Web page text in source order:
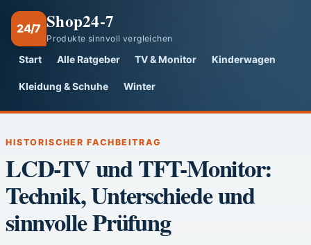
24/7 Shop24-7
Produkte sinnvoll vergleichen
Start Alle Ratgeber TV & Monitor Kinderwagen
Kleidung & Schuhe Winter
HISTORISCHER FACHBEITRAG
LCD-TV und TFT-Monitor:
Technik, Unterschiede und
sinnvolle Prüfung